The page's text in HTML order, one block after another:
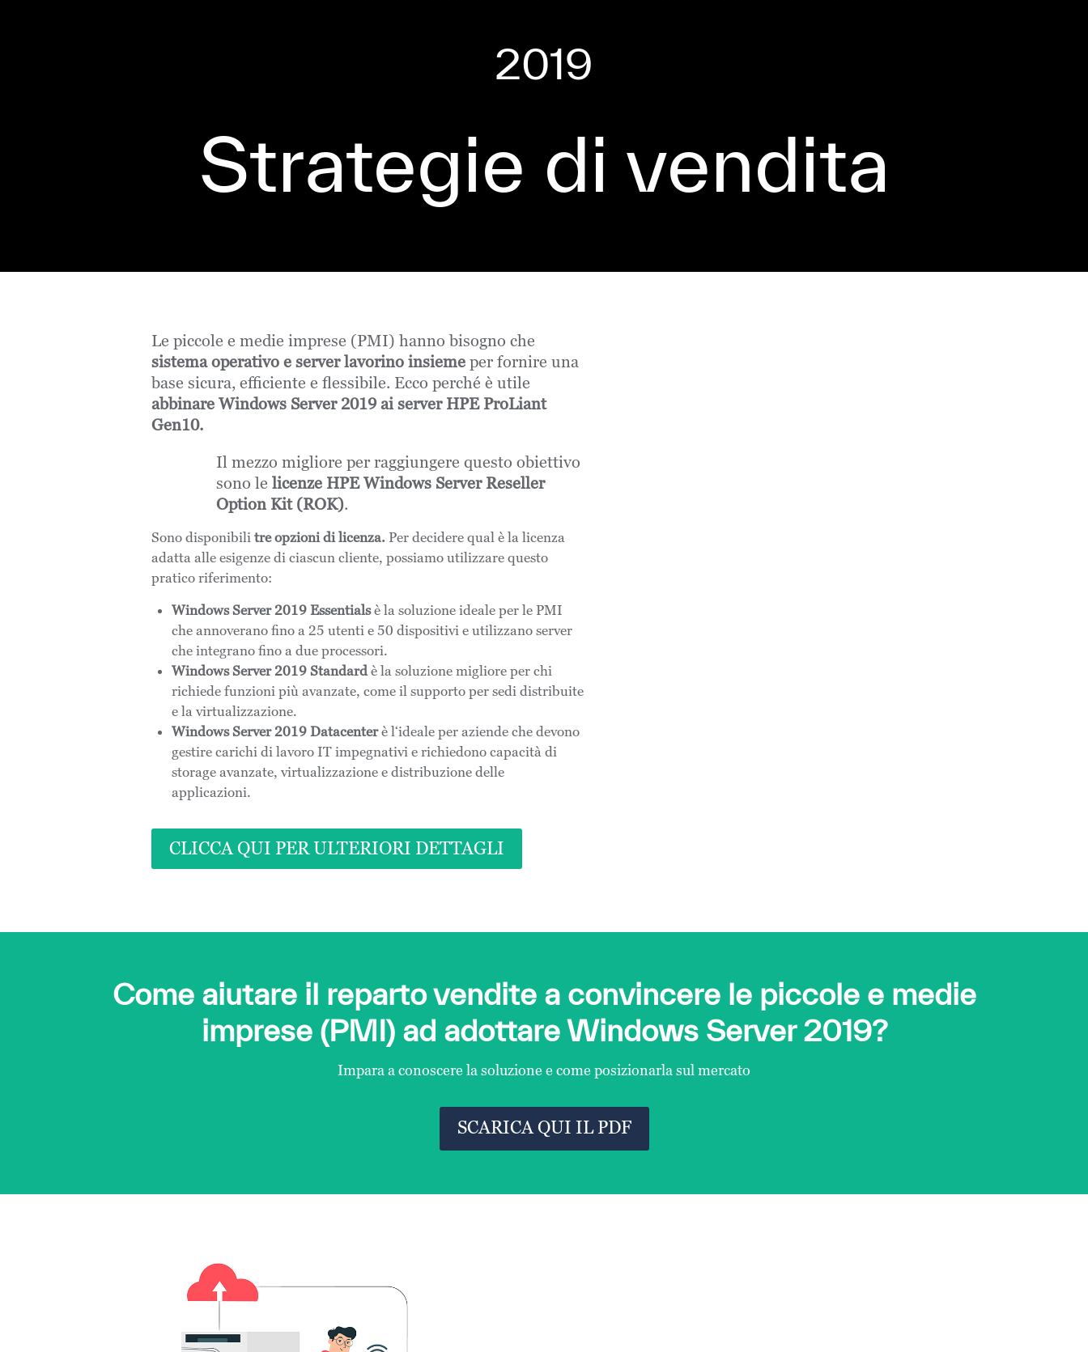
2019
Strategie di vendita
Le piccole e medie imprese (PMI) hanno bisogno che
sistema operativo e server lavorino insieme per fornire una
base sicura, efficiente e flessibile. Ecco perché è utile
abbinare Windows Server 2019 ai server HPE ProLiant
Gen10.
Il mezzo migliore per raggiungere questo obiettivo
sono lelicenze HPE Windows Server Reseller
Option Kit (ROK).
Sono disponibili tre opzioni di licenza. Per decidere qual è la licenza
adatta alle esigenze di ciascun cliente, possiamo utilizzare questo
pratico riferimento:
Windows Server 2019 Essentialsè la soluzione ideale per le PMI
che annoverano fino a 25 utenti e 50 dispositivi e utilizzano server
che integrano fino a due processori.
Windows Server 2019 Standard è la soluzione migliore per chi
richiede funzioni più avanzate, come il supporto per sedi distribuite
e la virtualizzazione.
Windows Server 2019 Datacenterè l‘ideale per aziende che devono
gestire carichi di lavoro IT impegnativi e richiedono capacità di
storage avanzate, virtualizzazione e distribuzione delle
applicazioni.
CLICCA QUI PER ULTERIORI DETTAGLI
Come aiutare il reparto vendite a convincere le piccole e medie
imprese (PMI) ad adottare Windows Server 2019?
Impara a conoscere la soluzione e come posizionarla sul mercato
SCARICA QUI IL PDF